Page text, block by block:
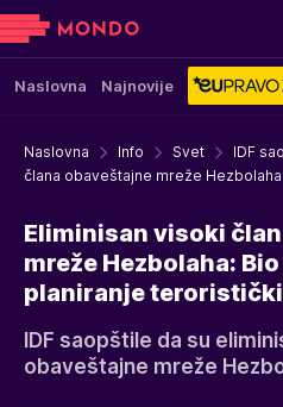
Naslovna Najnovije
Naslovna Info Svet
IDF
člana obaveštajne mreže Hezbolaha
Eliminisan visoki
mreže Hezbolaha:
planiranje
IDF saopštile da su
obaveštajne mreže